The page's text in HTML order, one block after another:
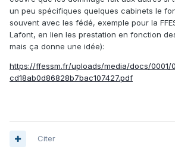
un peu spécifiques quelques cabinets le
souvent avec les fédé, exemple pour la
Lafont, en lien les prestation en fonction
mais ça donne une idée):
https://ffessm.fr/uploads/media/docs/0001/
cd18ab0d86828b7bac107427.pdf
Citer